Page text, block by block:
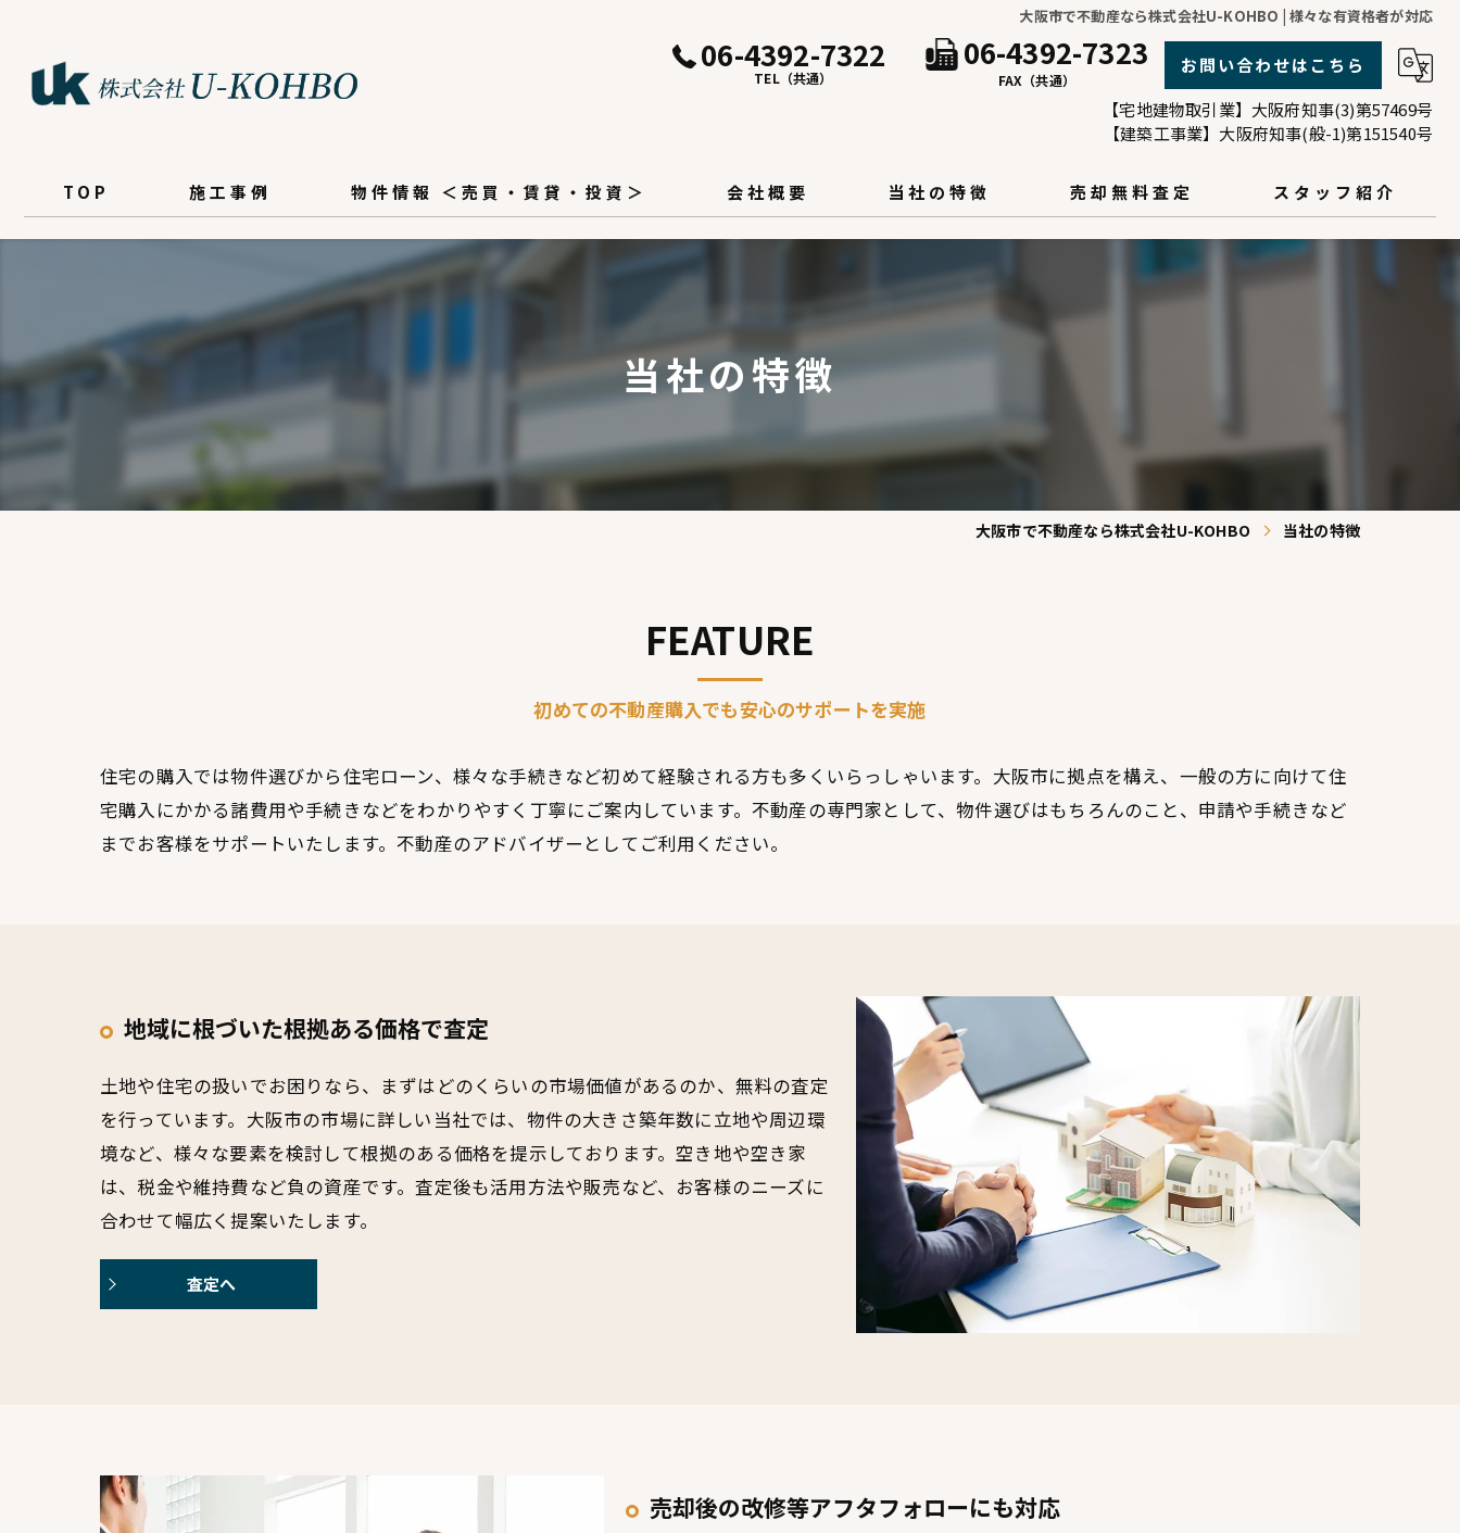
大阪市で不動産なら株式会社U-KOHBO | 様々な有資格者が対応
06-4392-7322
TEL（共通）
06-4392-7323
FAX（共通）
お問い合わせはこちら
【宅地建物取引業】大阪府知事(3)第57469号
【建築工事業】大阪府知事(般-1)第151540号
TOP 施工事例 物件情報 ＜売買・賃貸・投資＞
新着情報
会社概要 当社の特徴
リフォーム
分譲
収益物件
売却無料査定 スタッフ紹介
お客様の声
当社の特徴
大阪市で不動産なら株式会社U-KOHBO 当社の特徴
初めての不動産購入でも安心のサポートを実施
FEATURE
住宅の購入では物件選びから住宅ローン、様々な手続きなど初めて経験される方も多くいらっしゃいます。大阪市に拠点を構え、一般の方に向けて住
宅購入にかかる諸費用や手続きなどをわかりやすく丁寧にご案内しています。不動産の専門家として、物件選びはもちろんのこと、申請や手続きなど
までお客様をサポートいたします。不動産のアドバイザーとしてご利用ください。
地域に根づいた根拠ある価格で査定
土地や住宅の扱いでお困りなら、まずはどのくらいの市場価値があるのか、無料の査定
を行っています。大阪市の市場に詳しい当社では、物件の大きさ築年数に立地や周辺環
境など、様々な要素を検討して根拠のある価格を提示しております。空き地や空き家
は、税金や維持費など負の資産です。査定後も活用方法や販売など、お客様のニーズに
合わせて幅広く提案いたします。
査定へ
売却後の改修等アフタフォローにも対応